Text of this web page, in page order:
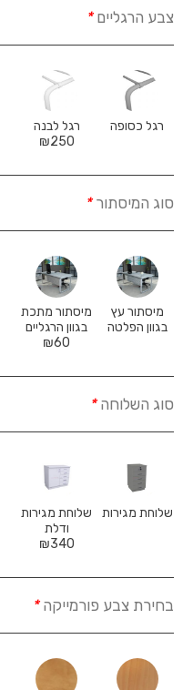
צבע הרגליים*
רגל כסופה
רגל לבנה
₪250
סוג המיסתור*
מיסתור עץ
בגוון הפלטה
מיסתור מתכת
בגוון הרגליים
₪60
סוג השלוחה*
שלוחת מגירות
שלוחת מגירות
ודלת
₪340
בחירת צבע פורמייקה*